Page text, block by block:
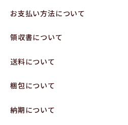
お支払い方法について
領収書について
送料について
梱包について
納期について